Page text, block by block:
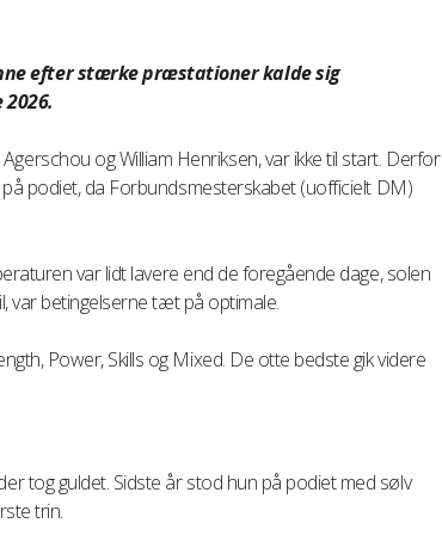
efter stærke præstationer kalde sig
og William Henriksen, var ikke til start. Derfor
podiet, da Forbundsmesterskabet (uofficielt DM)
var lidt lavere end de foregående dage, solen
var betingelserne tæt på optimale.
Power, Skills og Mixed. De otte bedste gik videre
tog guldet. Sidste år stod hun på podiet med sølv
trin.